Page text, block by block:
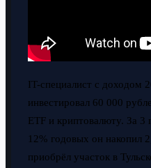
IT-специалист с доходом
инвестировал 60 000
ETF и криптовалюту. За 3
12% годовых он накопил
приобрёл участок в